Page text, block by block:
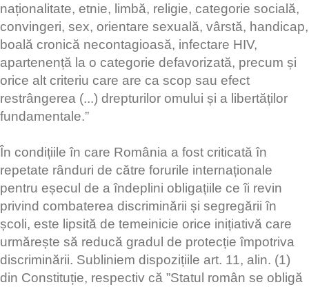
naționalitate, etnie, limbă, religie, categorie socială,
convingeri, sex, orientare sexuală, vârstă, handicap,
boală cronică necontagioasă, infectare HIV,
apartenență la o categorie defavorizată, precum și
orice alt criteriu care are ca scop sau efect
restrângerea (...) drepturilor omului și a libertăților
fundamentale.”
În condițiile în care România a fost criticată în
repetate rânduri de către forurile internaționale
pentru eșecul de a îndeplini obligațiile ce îi revin
privind combaterea discriminării și segregării în
școli, este lipsită de temeinicie orice inițiativă care
urmărește să reducă gradul de protecție împotriva
discriminării. Subliniem dispozițiile art. 11, alin. (1)
din Constituție, respectiv că ”Statul român se obligă